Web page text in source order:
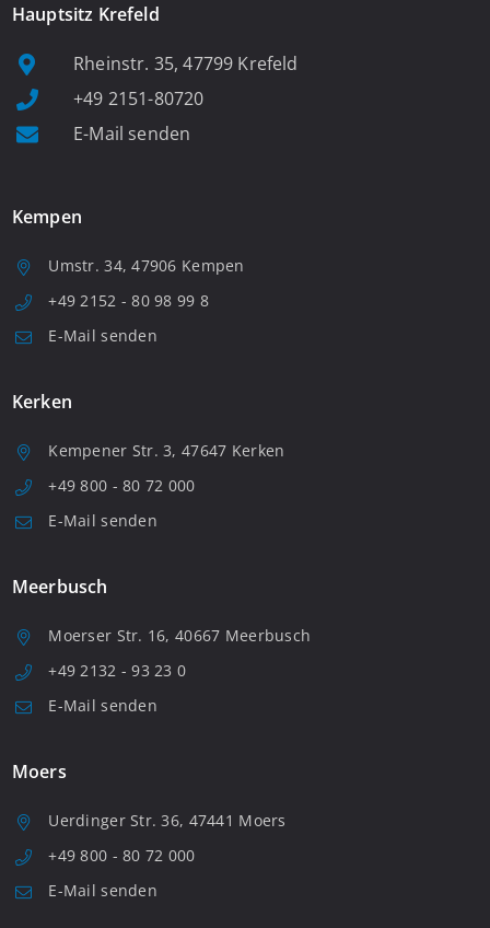
Hauptsitz Krefeld
Rheinstr. 35, 47799 Krefeld
+49 2151-80720
E-Mail senden
Kempen
Umstr. 34, 47906 Kempen
+49 2152 - 80 98 99 8
E-Mail senden
Kerken
Kempener Str. 3, 47647 Kerken
+49 800 - 80 72 000
E-Mail senden
Meerbusch
Moerser Str. 16, 40667 Meerbusch
+49 2132 - 93 23 0
E-Mail senden
Moers
Uerdinger Str. 36, 47441 Moers
+49 800 - 80 72 000
E-Mail senden